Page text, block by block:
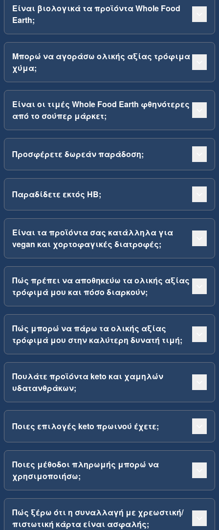
Είναι βιολογικά τα προϊόντα Whole Food
Earth;
Μπορώ να αγοράσω ολικής αξίας τρόφιμα
χύμα;
Είναι οι τιμές Whole Food Earth φθηνότερες
από το σούπερ μάρκετ;
Προσφέρετε δωρεάν παράδοση;
Παραδίδετε εκτός ΗΒ;
Είναι τα προϊόντα σας κατάλληλα για
vegan και χορτοφαγικές διατροφές;
Πώς πρέπει να αποθηκεύω τα ολικής αξίας
τρόφιμά μου και πόσο διαρκούν;
Πώς μπορώ να πάρω τα ολικής αξίας
τρόφιμά μου στην καλύτερη δυνατή τιμή;
Πουλάτε προϊόντα keto και χαμηλών
υδατανθράκων;
Ποιες επιλογές keto πρωινού έχετε;
Ποιες μέθοδοι πληρωμής μπορώ να
χρησιμοποιήσω;
Πώς ξέρω ότι η συναλλαγή με χρεωστική/
πιστωτική κάρτα είναι ασφαλής;